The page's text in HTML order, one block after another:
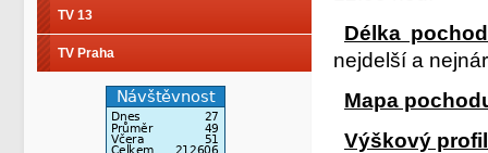
TV 13
TV Praha
Délka
nejdelší a
Mapa
Výškový